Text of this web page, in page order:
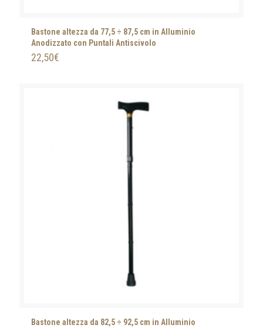
Bastone altezza da 77,5 ÷ 87,5 cm in Alluminio
Anodizzato con Puntali Antiscivolo
22,50€
Bastone altezza da 82,5 ÷ 92,5 cm in Alluminio